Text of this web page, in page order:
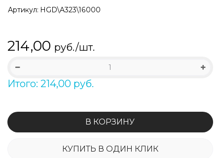
Артикул: HGD\A323\16000
214,00 руб./шт.
Итого: 214,00 руб.
В КОРЗИНУ
КУПИТЬ В ОДИН КЛИК